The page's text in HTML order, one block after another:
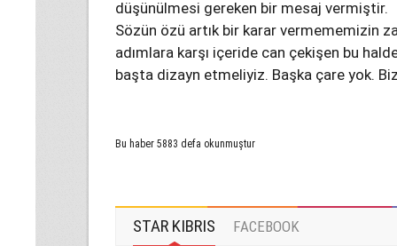
düşünülmesi gereken bir mesaj vermiştir.
Sözün özü artık bir karar vermememizin
adımlara karşı içeride can çekişen bu
başta dizayn etmeliyiz. Başka çare yok.
Bu haber 5883 defa okunmuştur
STAR KIBRIS FACEBOOK